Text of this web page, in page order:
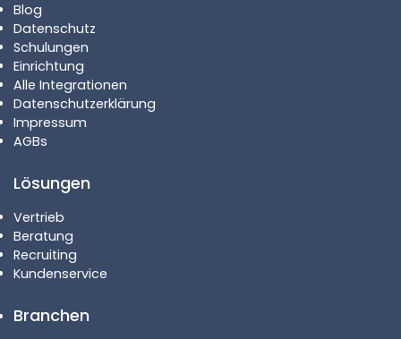
Blog
Datenschutz
Schulungen
Einrichtung
Alle Integrationen
Datenschutzerklärung
Impressum
AGBs
Lösungen
Vertrieb
Beratung
Recruiting
Kundenservice
Branchen